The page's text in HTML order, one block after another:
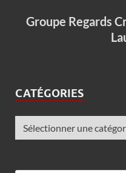
Groupe Regards
CATÉGORIES